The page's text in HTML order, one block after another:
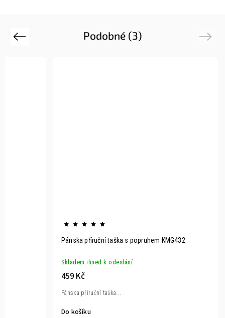
Podobné (3)
Previous
Pánska příruční taška s popruhem KMG432
Skladem ihned k odeslání
459 Kč
Do košíku
Pánska příruční taška...
Next